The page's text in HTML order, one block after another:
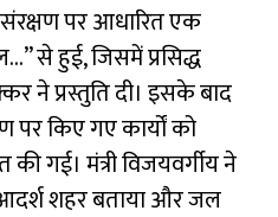
पर आधारित एक
से हुई, जिसमें प्रसिद्ध
ने प्रस्तुति दी। इसके बाद
पर किए गए कार्यों को
की गई। मंत्री विजयवर्गीय ने
शहर बताया और जल